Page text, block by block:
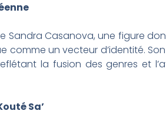
Sandra Casanova, une figure
comme un vecteur d’identité.
la fusion des genres et
Sa’